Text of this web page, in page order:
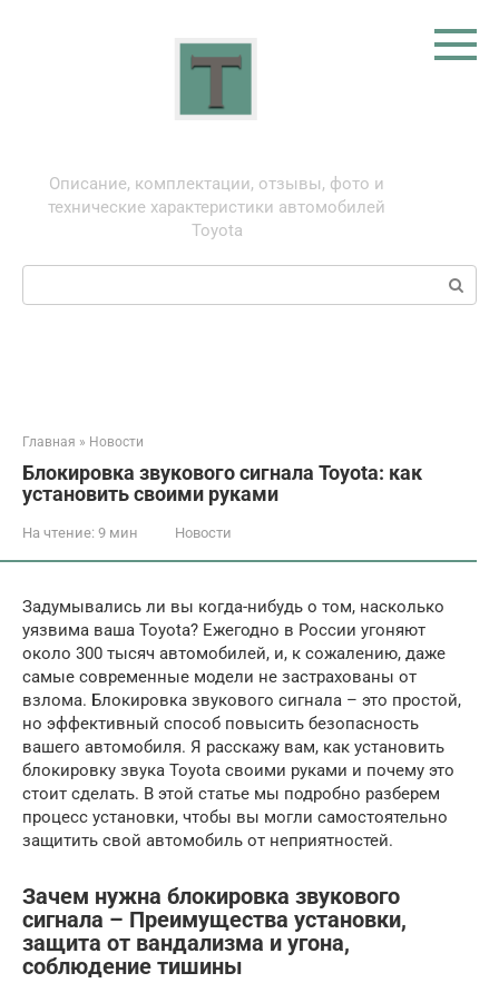
Описание, комплектации, отзывы, фото и
технические характеристики автомобилей
Toyota
Поиск:
Главная » Новости
Блокировка звукового сигнала Toyota: как
установить своими руками
На чтение: 9 мин Новости
Задумывались ли вы когда-нибудь о том, насколько
уязвима ваша Toyota? Ежегодно в России угоняют
около 300 тысяч автомобилей, и, к сожалению, даже
самые современные модели не застрахованы от
взлома. Блокировка звукового сигнала – это простой,
но эффективный способ повысить безопасность
вашего автомобиля. Я расскажу вам, как установить
блокировку звука Toyota своими руками и почему это
стоит сделать. В этой статье мы подробно разберем
процесс установки, чтобы вы могли самостоятельно
защитить свой автомобиль от неприятностей.
Зачем нужна блокировка звукового
сигнала – Преимущества установки,
защита от вандализма и угона,
соблюдение тишины